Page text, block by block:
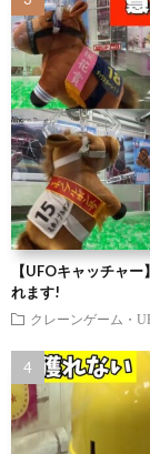
【UFOキャッチャ
れます!
クレーンゲーム・